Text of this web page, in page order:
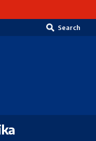
Search